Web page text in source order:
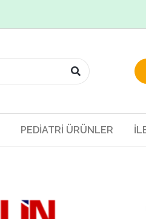
PEDİATRİ ÜRÜNLER